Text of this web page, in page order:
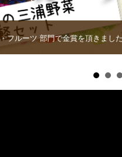
フルーツ 部門で金賞を頂きまし